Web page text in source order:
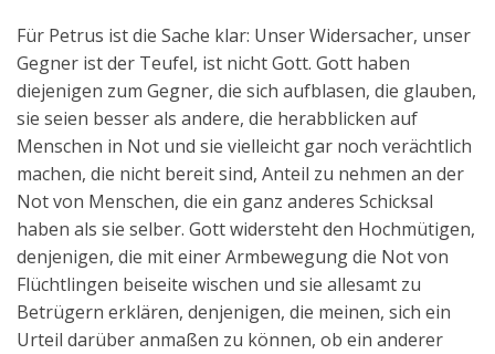
Für Petrus ist die Sache klar: Unser Widersacher, unser
Gegner ist der Teufel, ist nicht Gott. Gott haben
diejenigen zum Gegner, die sich aufblasen, die glauben,
sie seien besser als andere, die herabblicken auf
Menschen in Not und sie vielleicht gar noch verächtlich
machen, die nicht bereit sind, Anteil zu nehmen an der
Not von Menschen, die ein ganz anderes Schicksal
haben als sie selber. Gott widersteht den Hochmütigen,
denjenigen, die mit einer Armbewegung die Not von
Flüchtlingen beiseite wischen und sie allesamt zu
Betrügern erklären, denjenigen, die meinen, sich ein
Urteil darüber anmaßen zu können, ob ein anderer